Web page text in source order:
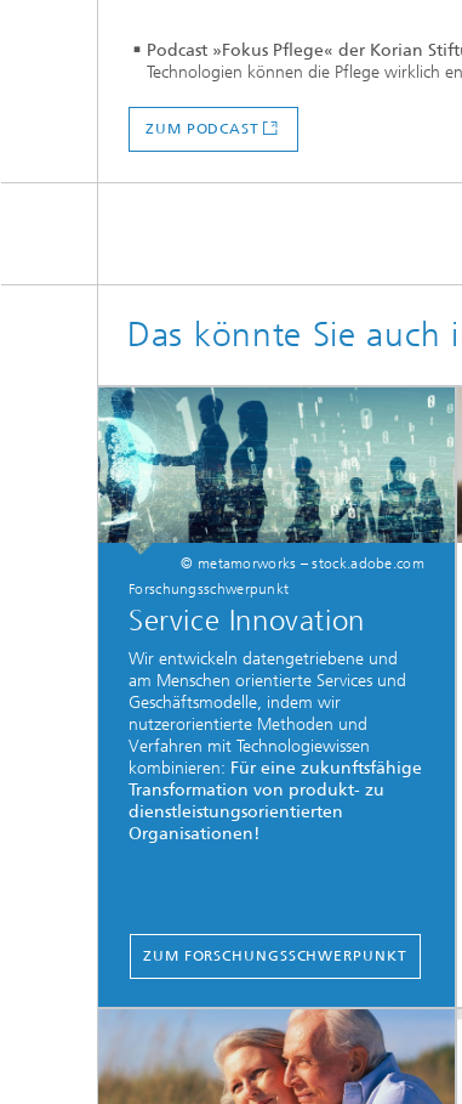
Podcast »Fokus Pflege« der Korian
Technologien können die Pflege wirklich
ZUM PODCAST
Das könnte Sie auch
© metamorworks – stock.adobe.com
Forschungsschwerpunkt
Service Innovation
Wir entwickeln datengetriebene und
am Menschen orientierte Services und
Geschäftsmodelle, indem wir
nutzerorientierte Methoden und
Verfahren mit Technologiewissen
kombinieren: Für eine zukunftsfähige
Transformation von produkt- zu
dienstleistungsorientierten
Organisationen!
ZUM FORSCHUNGSSCHWERPUNKT